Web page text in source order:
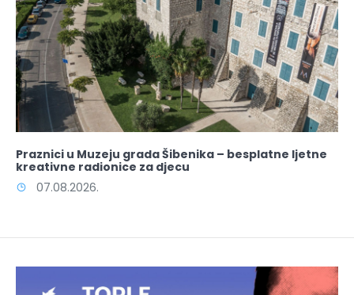
Praznici u Muzeju grada Šibenika – besplatne ljetne
kreativne radionice za djecu
07.08.2026.